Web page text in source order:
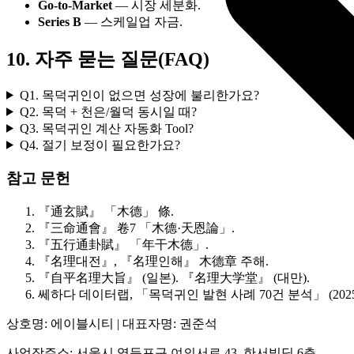
Go‑to‑Market — 시장 세분화.
Series B — 스케일업 자금.
10. 자주 묻는 질문(FAQ)
Q1. 목덕귀인이 없으면 성장에 불리한가요?
Q2. 목덕 + 천은/월덕 동시일 때?
Q3. 목덕귀인 계산 자동화 Tool?
Q4. 절기 보정이 필요한가요?
참고 문헌
『通玄賦』 「木德」 條.
『三命通會』 卷7 「木德·天恩論」.
『五行通卦賦』 「年干木德」.
『名理대전』, 『名理인해』 木德章 주해.
『自平名理大旨』 (일본). 『名理大学堂』 (대만).
쎄하다 데이터랩, 「목덕귀인 발현 사례 70건 분석」
상호명: 에이블시티 | 대표자명: 권준석